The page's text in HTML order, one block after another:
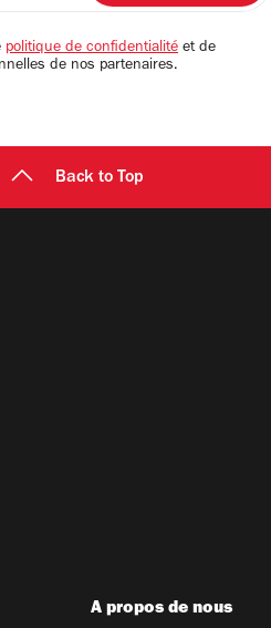
politique de confidentialité et de
de nos partenaires.
Back to Top
A propos de nous